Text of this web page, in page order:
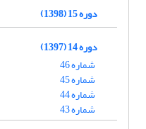
دوره 15 (1398)
دوره 14 (1397)
شماره 46
شماره 45
شماره 44
شماره 43